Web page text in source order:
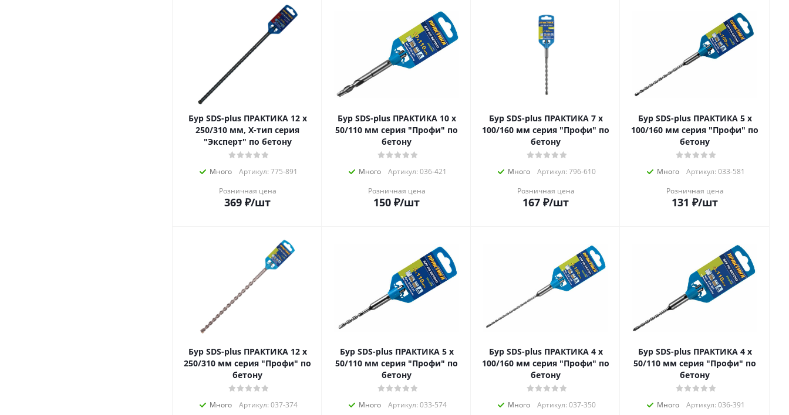
Бур SDS-plus ПРАКТИКА 12 х
250/310 мм, Х-тип серия
"Эксперт" по бетону
Много
Артикул: 775-891
Розничная цена
369 ₽/шт
Бур SDS-plus ПРАКТИКА 10 х
50/110 мм серия "Профи" по
бетону
Много
Артикул: 036-421
Розничная цена
150 ₽/шт
Бур SDS-plus ПРАКТИКА 7 х
100/160 мм серия "Профи" по
бетону
Много
Артикул: 796-610
Розничная цена
167 ₽/шт
Бур SDS-plus ПРАКТИКА 5 х
100/160 мм серия "Профи" по
бетону
Много
Артикул: 033-581
Розничная цена
131 ₽/шт
Бур SDS-plus ПРАКТИКА 12 х
250/310 мм серия "Профи" по
бетону
Много
Артикул: 037-374
Бур SDS-plus ПРАКТИКА 5 х
50/110 мм серия "Профи" по
бетону
Много
Артикул: 033-574
Бур SDS-plus ПРАКТИКА 4 х
100/160 мм серия "Профи" по
бетону
Много
Артикул: 037-350
Бур SDS-plus ПРАКТИКА 4 х
50/110 мм серия "Профи" по
бетону
Много
Артикул: 036-391